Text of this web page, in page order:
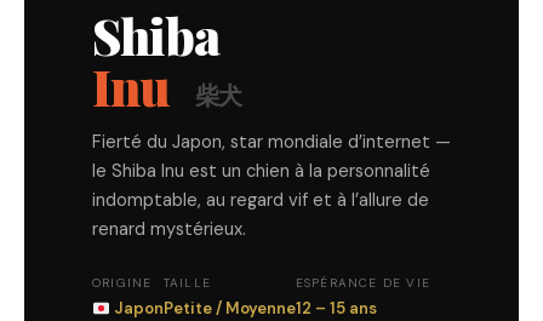
Shiba
Inu 柴犬
Fierté du Japon, star mondiale d’internet —
le Shiba Inu est un chien à la personnalité
indomptable, au regard vif et à l’allure de
renard mystérieux.
ORIGINE
Japon
TAILLE
Petite / Moyenne
ESPÉRANCE DE VIE
12 – 15 ans